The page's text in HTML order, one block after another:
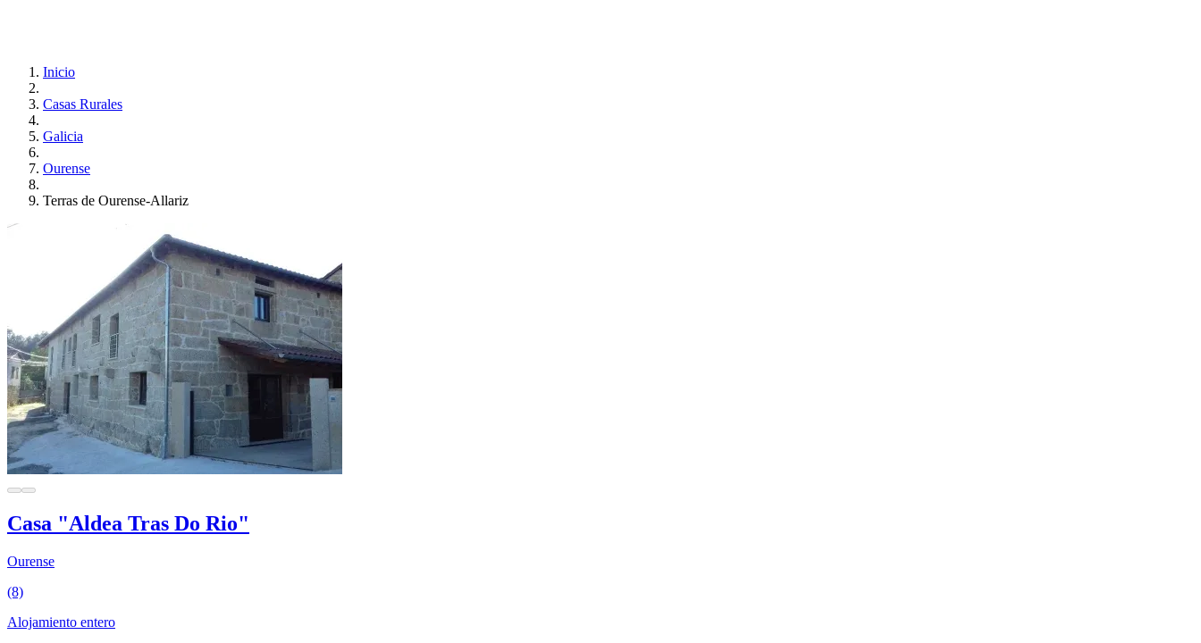
Inicio
Casas Rurales
Galicia
Ourense
Terras de Ourense-Allariz
Casa "Aldea Tras Do Rio"
Ourense
(8)
Alojamiento entero